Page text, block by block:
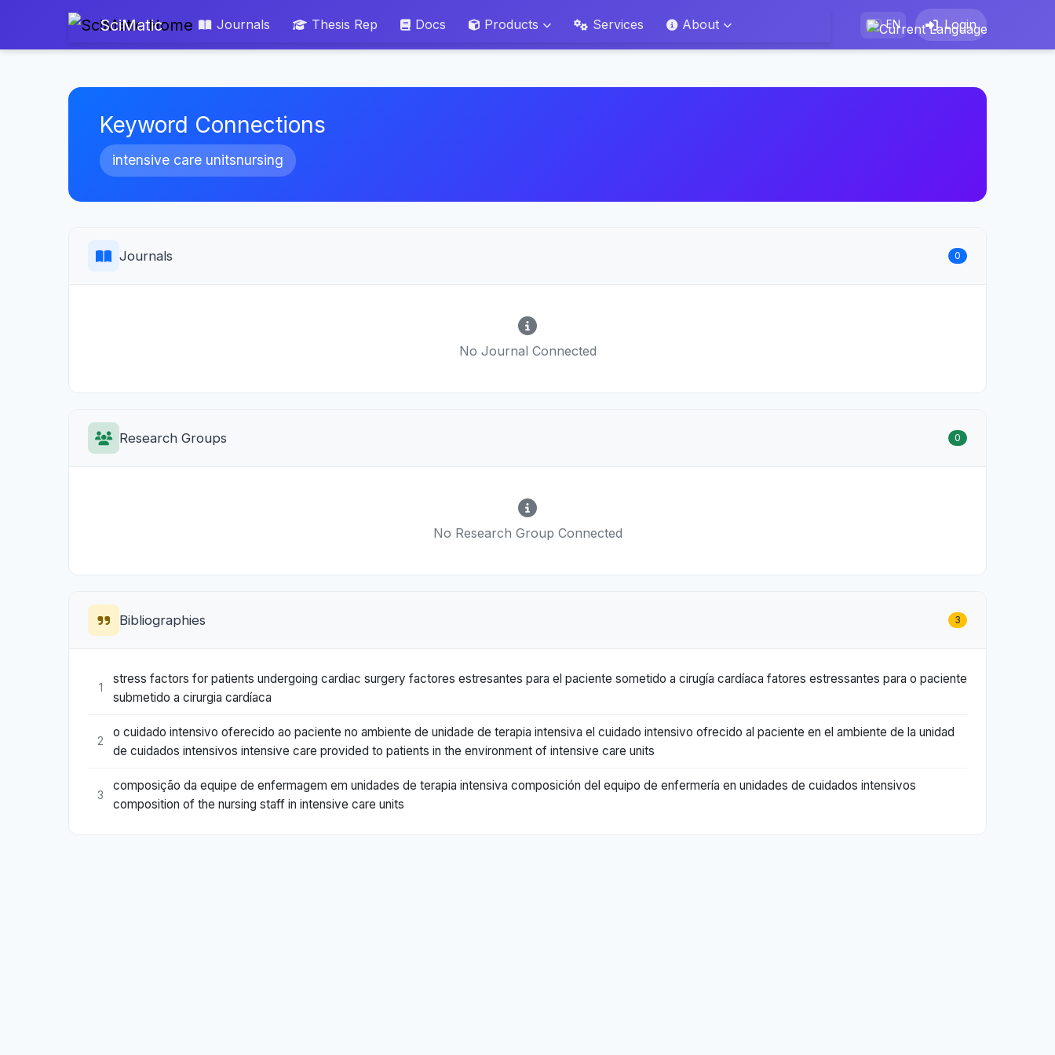
SciMatic Journals Thesis Rep Docs Products Services About EN Login
Keyword Connections
intensive care unitsnursing
Journals 0
No Journal Connected
Research Groups 0
No Research Group Connected
Bibliographies 3
1
stress factors for patients undergoing cardiac surgery factores estresantes para el paciente sometido a cirugía cardíaca fatores estressantes para o paciente
submetido a cirurgia cardíaca
2
o cuidado intensivo oferecido ao paciente no ambiente de unidade de terapia intensiva el cuidado intensivo ofrecido al paciente en el ambiente de la unidad
de cuidados intensivos intensive care provided to patients in the environment of intensive care units
3
composição da equipe de enfermagem em unidades de terapia intensiva composición del equipo de enfermería en unidades de cuidados intensivos
composition of the nursing staff in intensive care units